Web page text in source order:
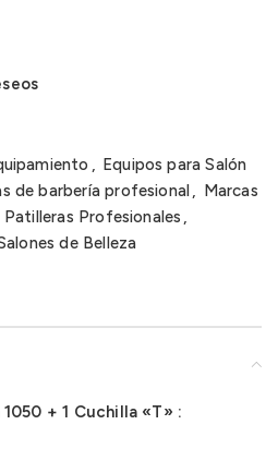
, Equipos para Salón
de barbería profesional ,
Marcas
Patilleras Profesionales ,
de Belleza
+ 1 Cuchilla «T» :